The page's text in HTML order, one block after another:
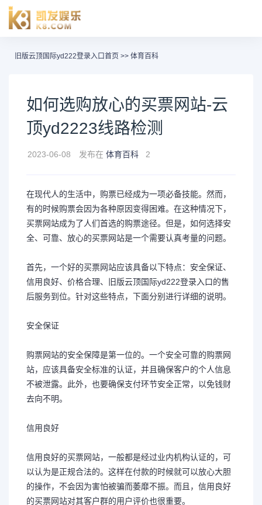
旧版云顶国际yd222登录入口首页 >> 体育百科
如何选购放心的买票网站-云
顶yd2223线路检测
2023-06-08 发布在 体育百科 2
在现代人的生活中，购票已经成为一项必备技能。然而，
有的时候购票会因为各种原因变得困难。在这种情况下，
买票网站成为了人们首选的购票途径。但是，如何选择安
全、可靠、放心的买票网站是一个需要认真考量的问题。
首先，一个好的买票网站应该具备以下特点：安全保证、
信用良好、价格合理、旧版云顶国际yd222登录入口的售
后服务到位。针对这些特点，下面分别进行详细的说明。
安全保证
购票网站的安全保障是第一位的。一个安全可靠的购票网
站，应该具备安全标准的认证，并且确保客户的个人信息
不被泄露。此外，也要确保支付环节安全正常，以免钱财
去向不明。
信用良好
信用良好的买票网站，一般都是经过业内机构认证的，可
以认为是正规合法的。这样在付款的时候就可以放心大胆
的操作，不会因为害怕被骗而萎靡不振。而且，信用良好
的买票网站对其客户群的用户评价也很重要。